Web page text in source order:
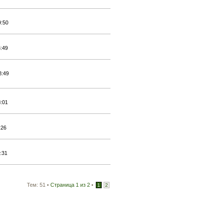
Тем: 51 • Страница 1 из 2 • 1 2